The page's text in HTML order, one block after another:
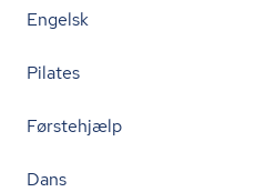
Engelsk
Pilates
Førstehjælp
Dans